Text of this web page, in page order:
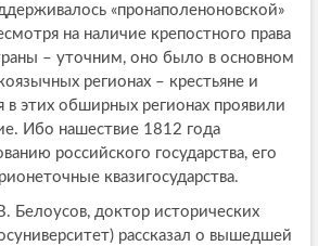
«пронаполеноновской»
на наличие крепостного права
– уточним, оно было в основном
регионах – крестьяне и
в этих обширных регионах проявили
Ибо нашествие 1812 года
российского государства, его
квазигосударства.
Белоусов, доктор исторических
рассказал о вышедшей